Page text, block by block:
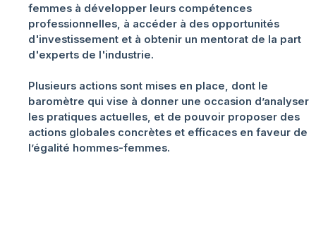
femmes à développer leurs compétences
professionnelles, à accéder à des opportunités
d'investissement et à obtenir un mentorat de la part
d'experts de l'industrie.
Plusieurs actions sont mises en place, dont le
baromètre qui vise à donner une occasion d’analyser
les pratiques actuelles, et de pouvoir proposer des
actions globales concrètes et efficaces en faveur de
l’égalité hommes-femmes.